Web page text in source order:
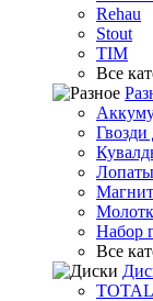
Rehau
Stout
TIM
Все
Гвозди
Набор
Все
TOTAL